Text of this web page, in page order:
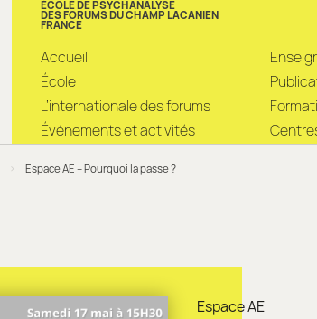
ÉCOLE DE PSYCHANALYSE
DES FORUMS DU CHAMP LACANIEN
FRANCE
Accueil
École
L’internationale des forums
Événements et activités
> Espace AE – Pourquoi la passe ?
Espace AE